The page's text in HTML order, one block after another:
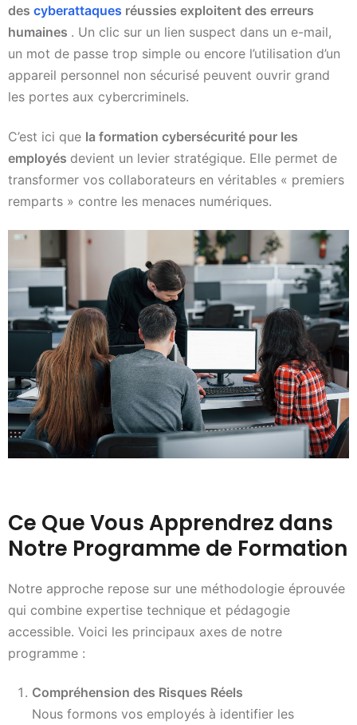
des cyberattaques réussies exploitent des erreurs
humaines . Un clic sur un lien suspect dans un e-mail,
un mot de passe trop simple ou encore l’utilisation d’un
appareil personnel non sécurisé peuvent ouvrir grand
les portes aux cybercriminels.
C’est ici que la formation cybersécurité pour les
employés devient un levier stratégique. Elle permet de
transformer vos collaborateurs en véritables « premiers
remparts » contre les menaces numériques.
Ce Que Vous Apprendrez dans
Notre Programme de Formation
Notre approche repose sur une méthodologie éprouvée
qui combine expertise technique et pédagogie
accessible. Voici les principaux axes de notre
programme :
Compréhension des Risques Réels
Nous formons vos employés à identifier les